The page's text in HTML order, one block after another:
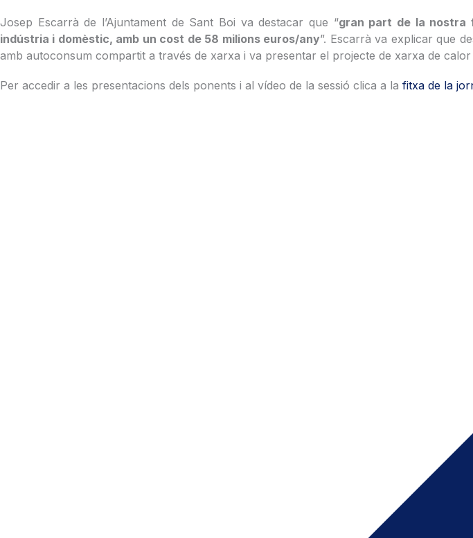
Josep Escarrà de l’Ajuntament de Sant Boi va destacar que “gran part de la nostra
indústria i domèstic, amb un cost de 58 milions euros/any”. Escarrà va explicar que
amb autoconsum compartit a través de xarxa i va presentar el projecte de xarxa de
Per accedir a les presentacions dels ponents i al vídeo de la sessió clica a la fitxa de la